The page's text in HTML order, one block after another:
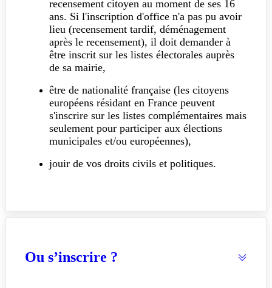
recensement citoyen au moment de ses 16
ans. Si l'inscription d'office n'a pas pu avoir
lieu (recensement tardif, déménagement
après le recensement), il doit demander à
être inscrit sur les listes électorales auprès
de sa mairie,
être de nationalité française (les citoyens
européens résidant en France peuvent
s'inscrire sur les listes complémentaires mais
seulement pour participer aux élections
municipales et/ou européennes),
jouir de vos droits civils et politiques.
Ou s’inscrire ?